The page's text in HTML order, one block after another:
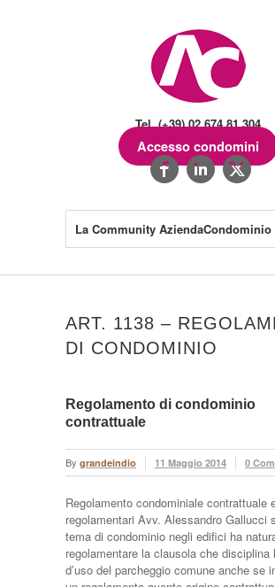
Tel. (+39) 02.674.81.304
Accesso condomini
La Community AziendaCondominio
ART. 1138 –
DI CONDOMINIO
Regolamento di condominio
contrattuale
By grandeindio 11 Maggio 2014 0
Regolamento condominiale contrattuale
regolamentari Avv. Alessandro
tema di condominio negli edifici ha
regolamentare la clausola che disciplina
d’uso del parcheggio comune anche se